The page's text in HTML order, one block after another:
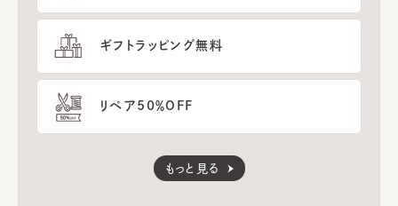
ギフトラッピング無料
リペア50％OFF
もっと見る